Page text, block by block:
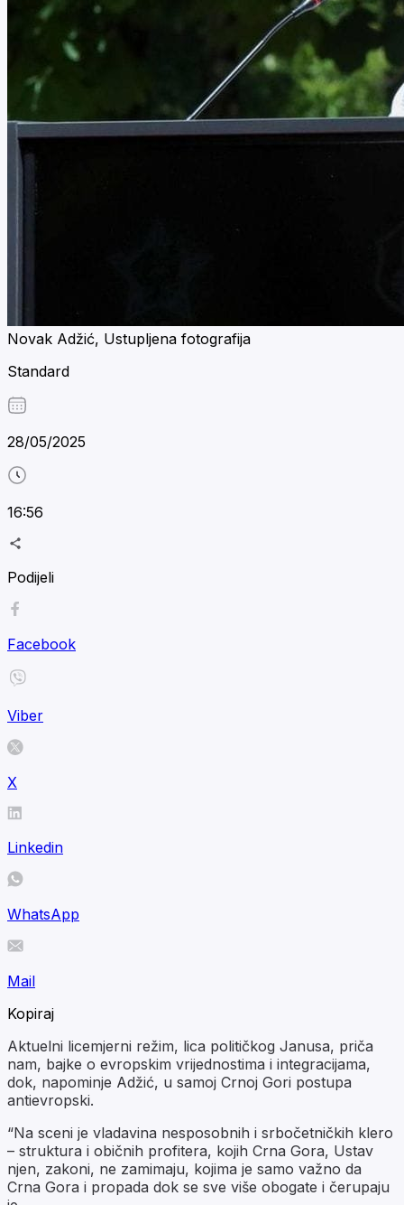
Novak Adžić, Ustupljena fotografija
Standard
28/05/2025
16:56
Podijeli
Facebook
Viber
X
Linkedin
WhatsApp
Mail
Kopiraj
Aktuelni licemjerni režim, lica političkog Janusa, priča
nam, bajke o evropskim vrijednostima i integracijama,
dok, napominje Adžić, u samoj Crnoj Gori postupa
antievropski.
“Na sceni je vladavina nesposobnih i srbočetničkih klero
– struktura i običnih profitera, kojih Crna Gora, Ustav
njen, zakoni, ne zamimaju, kojima je samo važno da
Crna Gora i propada dok se sve više obogate i čerupaju